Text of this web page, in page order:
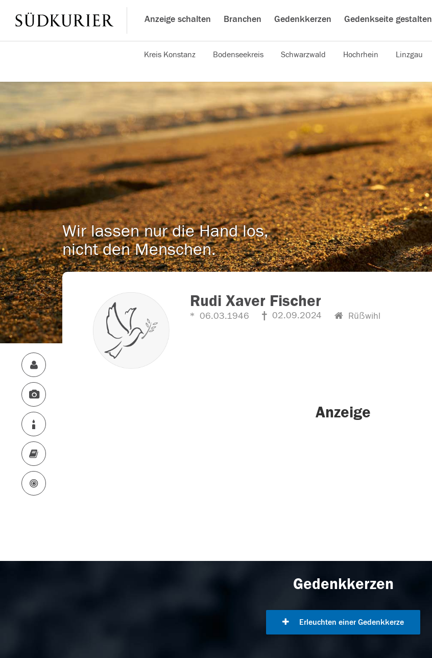
Anzeige schalten Branchen Gedenkkerzen Gedenkseite gestalten
Kreis Konstanz Bodenseekreis Schwarzwald Hochrhein Linzgau
Wir lassen nur die Hand los,
nicht den Menschen.
Rudi Xaver Fischer
06.03.1946 02.09.2024 Rüẞwihl
Anzeige
Gedenkkerzen
Erleuchten einer Gedenkkerze